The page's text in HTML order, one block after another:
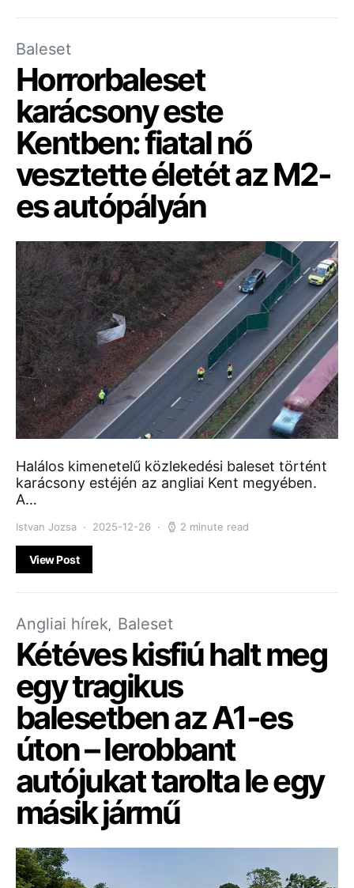
Baleset
Horrorbaleset
karácsony este
Kentben: fiatal nő
vesztette életét az M2-
es autópályán
Halálos kimenetelű közlekedési baleset történt
karácsony estéjén az angliai Kent megyében.
A…
Istvan Jozsa 2025-12-26 2 minute read
View Post
Angliai hírek Baleset
Kétéves kisfiú halt meg
egy tragikus
balesetben az A1-es
úton – lerobbant
autójukat tarolta le egy
másik jármű